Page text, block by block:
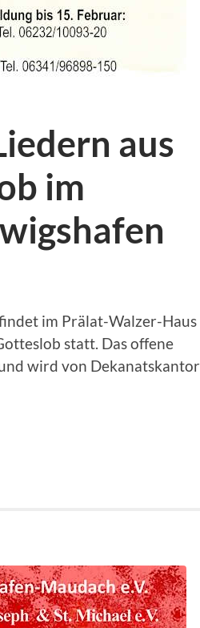
aus
im
im Prälat-Walzer-Haus
statt. Das offene
wird von Dekanatskantor